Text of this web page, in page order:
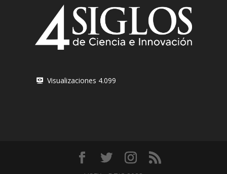
Visualizaciones 4.099